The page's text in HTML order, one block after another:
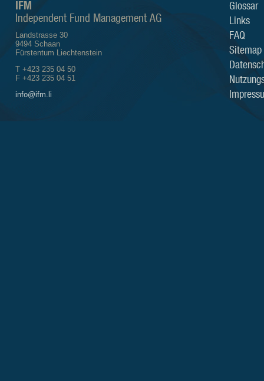
IFM
Independent Fund Management AG
Landstrasse 30
9494 Schaan
Fürstentum Liechtenstein
T +423 235 04 50
F +423 235 04 51
info@ifm.li
Glossar
Links
FAQ
Sitemap